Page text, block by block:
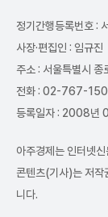
정기간행등록번호 :
사장·편집인 : 임규진
주소 : 서울특별시
전화 : 02-767-
등록일자 : 2008년
아주경제는 인터넷
콘텐츠(기사)는 저작
니다.